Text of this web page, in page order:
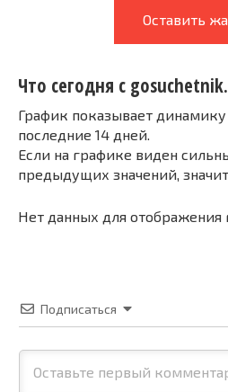
Оставить
Что сегодня с
График показывает
последние 14 дней.
Если на графике виден
предыдущих значений,
Нет данных для отображения
Подписаться